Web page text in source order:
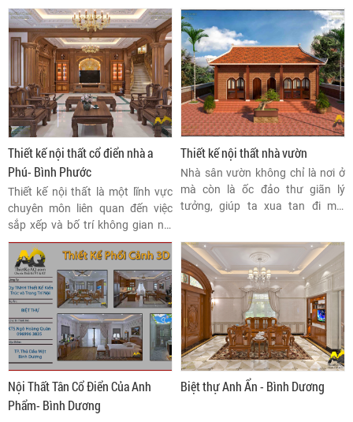
lựa chọn lý tưởng. Thiết kế tân cổ
điển là sự kết hợp tinh tế giữa vẻ
đẹp cổ điển quý phái và sự tiện
nghi hiện đại mang lại cảm giác
quý phái, sang trọng và không
gian sống đẳng cấp.
cảm hứng từ kiến trúc Hy Lạp và
La Mã cổ đại, nhưng được lược
bỏ những chi tiết rườm rà, cầu kỳ,
tạo nên không gian sống vừa ấm
cúng, gần gũi, vừa đẳng cấp và
sang trọng.
Thiết kế nội thất cổ điển nhà a
Phú- Bình Phước
Thiết kế nội thất là một lĩnh vực
chuyên môn liên quan đến việc
sắp xếp và bố trí không gian nội
thất một cách tiện nghi, thẩm mỹ
và phù hợp với nhu cầu sử dụng
của con người
Thiết kế nội thất nhà vườn
Nhà sân vườn không chỉ là nơi ở
mà còn là ốc đảo thư giãn lý
tưởng, giúp ta xua tan đi mọi
Nội Thất Tân Cổ Điển Của Anh
Phẩm- Bình Dương
Biệt thự Anh Ẩn - Bình Dương